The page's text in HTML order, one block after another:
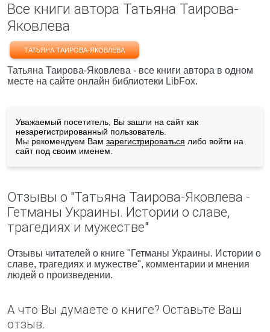
Все книги автора Татьяна Таирова-
Яковлева
ТАТЬЯНА ТАИРОВА-ЯКОВЛЕВА
Татьяна Таирова-Яковлева - все книги автора в одном
месте на сайте онлайн библиотеки LibFox.
Уважаемый посетитель, Вы зашли на сайт как
незарегистрированный пользователь.
Мы рекомендуем Вам зарегистрироваться либо войти на
сайт под своим именем.
Отзывы о "Татьяна Таирова-Яковлева -
Гетманы Украины. Истории о славе,
трагедиях и мужестве"
Отзывы читателей о книге "Гетманы Украины. Истории о
славе, трагедиях и мужестве", комментарии и мнения
людей о произведении.
А что Вы думаете о книге? Оставьте Ваш
отзыв.